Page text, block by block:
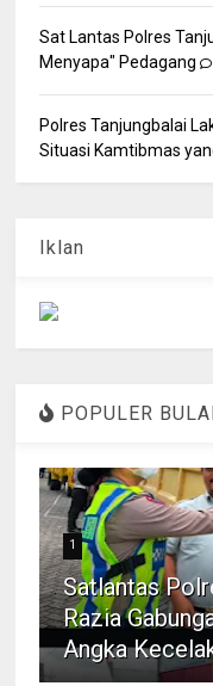
Sat Lantas Polres
Menyapa" Pedagang
Polres Tanjungbalai
Situasi Kamtibmas
Iklan
POPULER
1
Satlantas
Razia
Angka